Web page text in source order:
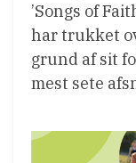
’Songs of
har trukket
grund af sit
mest sete